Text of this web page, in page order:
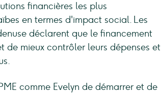
financières les plus
en termes d'impact social. Les
déclarent que le financement
de mieux contrôler leurs dépenses et
comme Evelyn de démarrer et de